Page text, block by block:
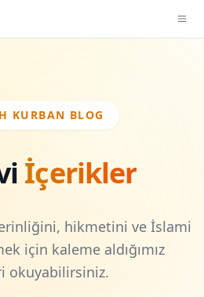
KURBAN BLOG
İçerikler
hikmetini ve İslami
için kaleme aldığımız
okuyabilirsiniz.